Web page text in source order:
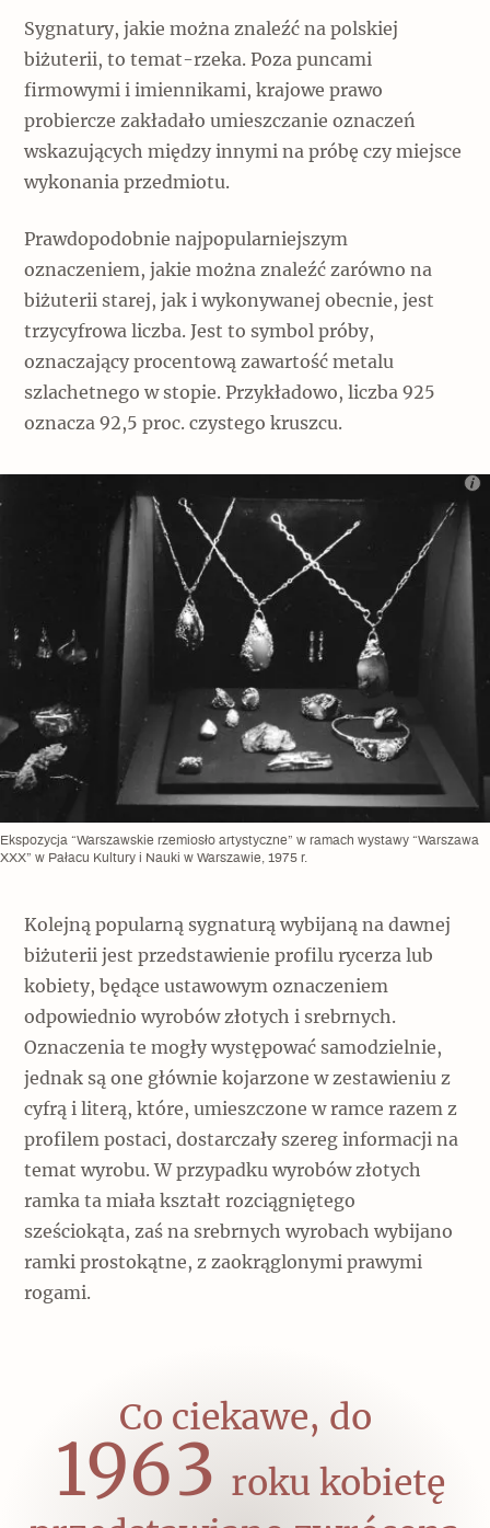
Sygnatury, jakie można znaleźć na polskiej
biżuterii, to temat-rzeka. Poza puncami
firmowymi i imiennikami, krajowe prawo
probiercze zakładało umieszczanie oznaczeń
wskazujących między innymi na próbę czy miejsce
wykonania przedmiotu.
Prawdopodobnie najpopularniejszym
oznaczeniem, jakie można znaleźć zarówno na
biżuterii starej, jak i wykonywanej obecnie, jest
trzycyfrowa liczba. Jest to symbol próby,
oznaczający procentową zawartość metalu
szlachetnego w stopie. Przykładowo, liczba 925
oznacza 92,5 proc. czystego kruszcu.
Ekspozycja “Warszawskie rzemiosło artystyczne” w ramach wystawy “Warszawa
XXX” w Pałacu Kultury i Nauki w Warszawie, 1975 r.
Kolejną popularną sygnaturą wybijaną na dawnej
biżuterii jest przedstawienie profilu rycerza lub
kobiety, będące ustawowym oznaczeniem
odpowiednio wyrobów złotych i srebrnych.
Oznaczenia te mogły występować samodzielnie,
jednak są one głównie kojarzone w zestawieniu z
cyfrą i literą, które, umieszczone w ramce razem z
profilem postaci, dostarczały szereg informacji na
temat wyrobu. W przypadku wyrobów złotych
ramka ta miała kształt rozciągniętego
sześciokąta, zaś na srebrnych wyrobach wybijano
ramki prostokątne, z zaokrąglonymi prawymi
rogami.
Co ciekawe, do
1963 roku kobietę